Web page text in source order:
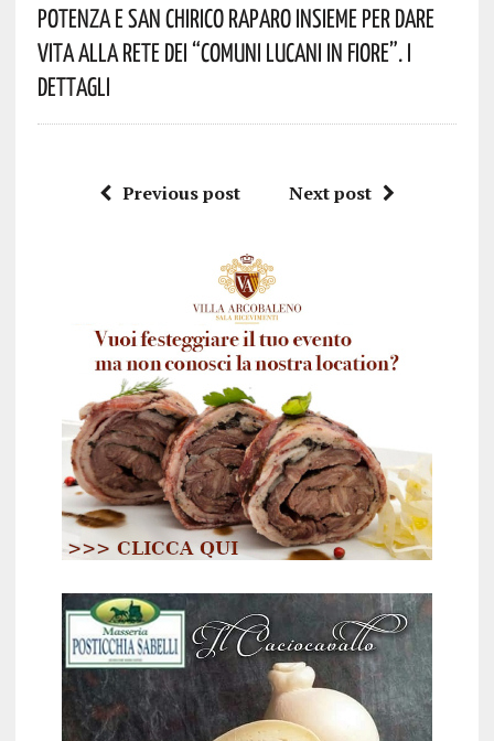
Potenza E San Chirico Raparo Insieme Per Dare
Vita Alla Rete Dei “Comuni Lucani In Fiore”. I
Dettagli
Previous post Next post